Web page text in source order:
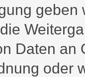
Daten an
oder